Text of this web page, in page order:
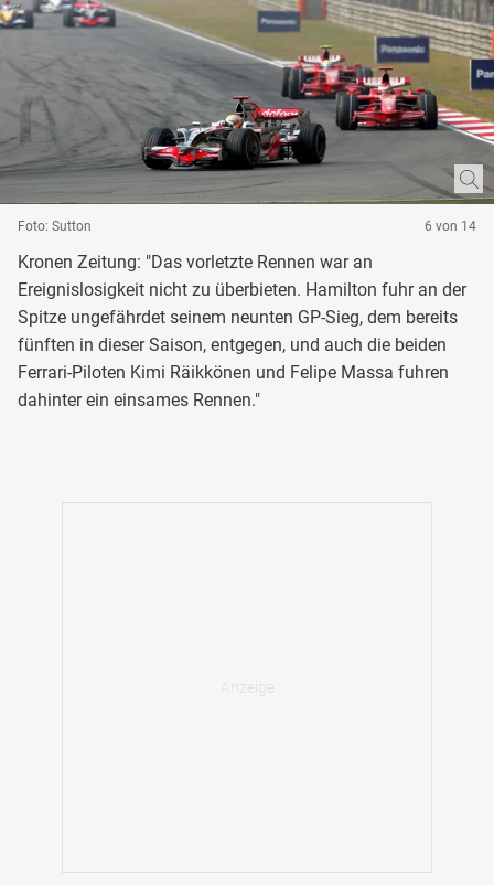
Foto: Sutton 6 von 14
Kronen Zeitung: "Das vorletzte Rennen war an
Ereignislosigkeit nicht zu überbieten. Hamilton fuhr an der
Spitze ungefährdet seinem neunten GP-Sieg, dem bereits
fünften in dieser Saison, entgegen, und auch die beiden
Ferrari-Piloten Kimi Räikkönen und Felipe Massa fuhren
dahinter ein einsames Rennen."